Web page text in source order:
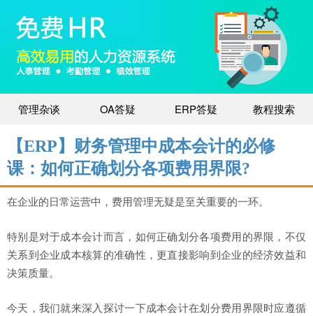
管理杂谈 OA答疑 ERP答疑 教程搜索
【ERP】财务管理中成本会计的必修
课：如何正确划分各项费用界限?
在企业的日常运营中，费用管理无疑是至关重要的一环。
特别是对于成本会计而言，如何正确划分各项费用的界限，不仅
关系到企业成本核算的准确性，更直接影响到企业的经济效益和
决策质量。
今天，我们就来深入探讨一下成本会计在划分费用界限时应遵循